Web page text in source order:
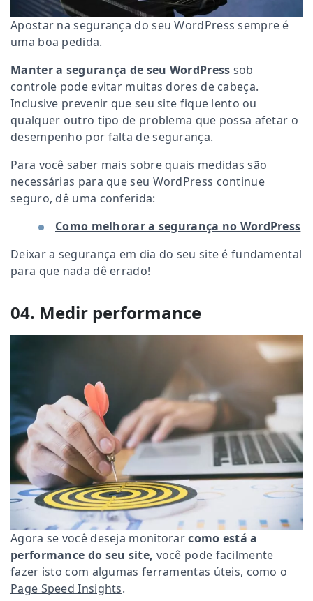
Apostar na segurança do seu WordPress sempre é
uma boa pedida.
Manter a segurança de seu WordPress sob
controle pode evitar muitas dores de cabeça.
Inclusive prevenir que seu site fique lento ou
qualquer outro tipo de problema que possa afetar o
desempenho por falta de segurança.
Para você saber mais sobre quais medidas são
necessárias para que seu WordPress continue
seguro, dê uma conferida:
Como melhorar a segurança no WordPress
Deixar a segurança em dia do seu site é fundamental
para que nada dê errado!
04. Medir performance
Agora se você deseja monitorarcomo está a
performance do seu site, você pode facilmente
fazer isto com algumas ferramentas úteis, como o
Page Speed Insights.